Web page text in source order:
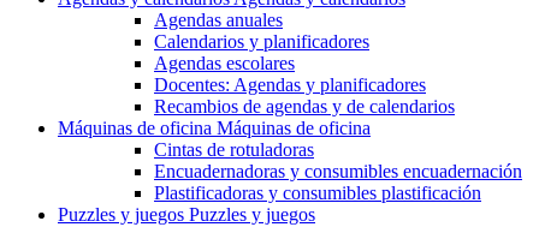
Agendas anuales
Calendarios y planificadores
Agendas escolares
Docentes: Agendas y planificadores
Recambios de agendas y de calendarios
Máquinas de oficina Máquinas de oficina
Cintas de rotuladoras
Encuadernadoras y consumibles encuadernación
Plastificadoras y consumibles plastificación
Puzzles y juegos Puzzles y juegos